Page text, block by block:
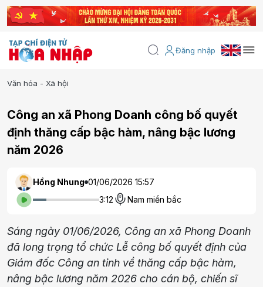
Đăng nhập
Văn hóa - Xã hội
Công an xã Phong Doanh công bố quyết
định thăng cấp bậc hàm, nâng bậc lương
năm 2026
Hồng Nhung 01/06/2026 15:57
3:12
Nam miền bắc
Sáng ngày 01/06/2026, Công an xã Phong Doanh
đã long trọng tổ chức Lễ công bố quyết định của
Giám đốc Công an tỉnh về thăng cấp bậc hàm,
nâng bậc lương năm 2026 cho cán bộ, chiến sĩ